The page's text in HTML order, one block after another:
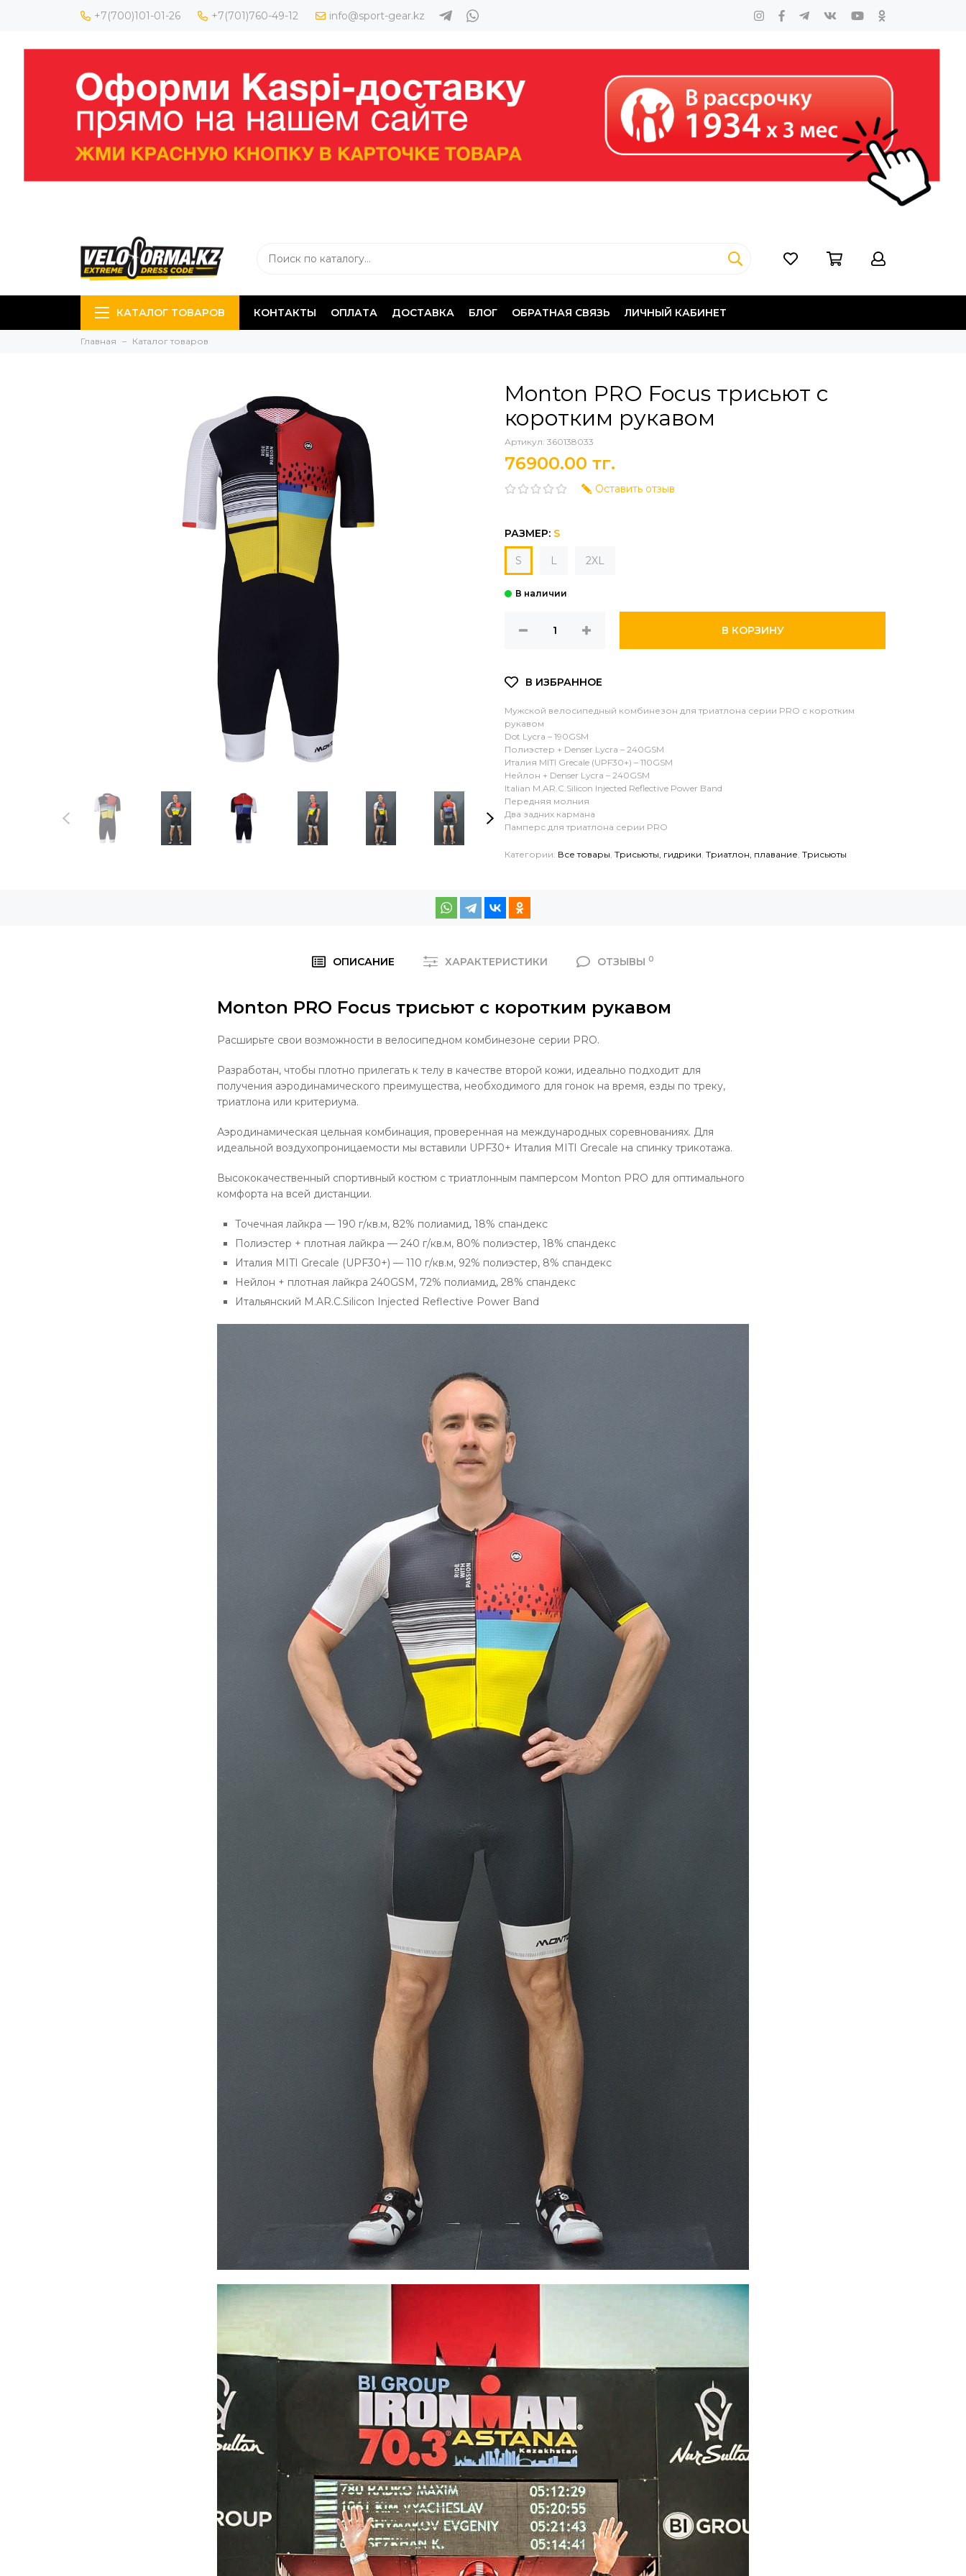
+7(700)101-01-26 +7(701)760-49-12 info@sport-gear.kz
КАТАЛОГ ТОВАРОВ КОНТАКТЫ ОПЛАТА ДОСТАВКА БЛОГ ОБРАТНАЯ СВЯЗЬ ЛИЧНЫЙ КАБИНЕТ
Главная Каталог товаров
Monton PRO Focus трисьют с
коротким рукавом
Артикул: 360138033
76900.00 тг.
Оставить отзыв
РАЗМЕР: S
S L 2XL
В КОРЗИНУ
Мужской велосипедный комбинезон для триатлона серии PRO с коротким
рукавом
Dot Lycra – 190GSM
Полиэстер + Denser Lycra – 240GSM
Италия MITI Grecale (UPF30+) – 110GSM
Нейлон + Denser Lycra – 240GSM
Italian M.AR.C.Silicon Injected Reflective Power Band
Передняя молния
Два задних кармана
Памперс для триатлона серии PRO
Категории: Все товары, Трисьюты, гидрики, Триатлон, плавание, Трисьюты
ОПИСАНИЕ ХАРАКТЕРИСТИКИ ОТЗЫВЫ 0
Monton PRO Focus трисьют с коротким рукавом
Расширьте свои возможности в велосипедном комбинезоне серии PRO.
Разработан, чтобы плотно прилегать к телу в качестве второй кожи, идеально подходит для
получения аэродинамического преимущества, необходимого для гонок на время, езды по треку,
триатлона или критериума.
Аэродинамическая цельная комбинация, проверенная на международных соревнованиях. Для
идеальной воздухопроницаемости мы вставили UPF30+ Италия MITI Grecale на спинку трикотажа.
Высококачественный спортивный костюм с триатлонным памперсом Monton PRO для оптимального
комфорта на всей дистанции.
Точечная лайкра — 190 г/кв.м, 82% полиамид, 18% спандекс
Полиэстер + плотная лайкра — 240 г/кв.м, 80% полиэстер, 18% спандекс
Италия MITI Grecale (UPF30+) — 110 г/кв.м, 92% полиэстер, 8% спандекс
Нейлон + плотная лайкра 240GSM, 72% полиамид, 28% спандекс
Итальянский M.AR.C.Silicon Injected Reflective Power Band